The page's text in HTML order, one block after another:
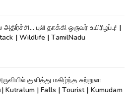
அதிர்ச்சி... புலி தாக்கி ஒருவர் உயிரிழப்பு! |
| Wildlife | TamilNadu
குளித்து மகிழ்ந்த சுற்றுலா
| Falls | Tourist | Kumudam